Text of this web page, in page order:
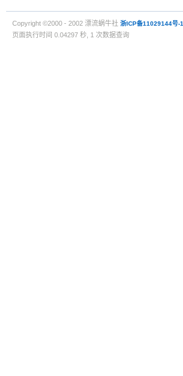
Copyright ©2000 - 2002 漂流蜗牛社 浙ICP备11029144号-1
页面执行时间 0.04297 秒, 1 次数据查询